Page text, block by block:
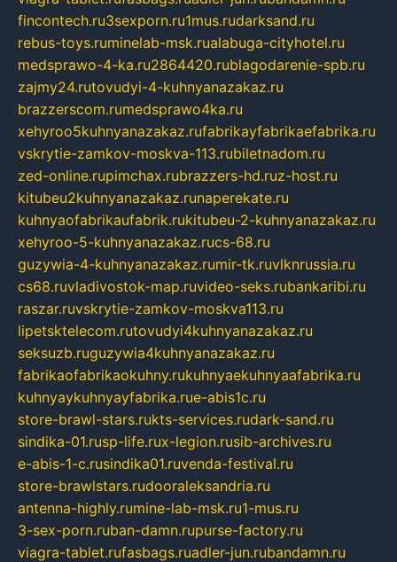
fincontech.ru3sexporn.ru1mus.rudarksand.ru
rebus-toys.ruminelab-msk.rualabuga-cityhotel.ru
medsprawo-4-ka.ru2864420.rublagodarenie-spb.ru
zajmy24.rutovudyi-4-kuhnyanazakaz.ru
brazzerscom.rumedsprawo4ka.ru
xehyroo5kuhnyanazakaz.rufabrikayfabrikaefabrika.ru
vskrytie-zamkov-moskva-113.rubiletnadom.ru
zed-online.rupimchax.rubrazzers-hd.ruz-host.ru
kitubeu2kuhnyanazakaz.runaperekate.ru
kuhnyaofabrikaufabrik.rukitubeu-2-kuhnyanazakaz.ru
xehyroo-5-kuhnyanazakaz.rucs-68.ru
guzywia-4-kuhnyanazakaz.rumir-tk.ruvlknrussia.ru
cs68.ruvladivostok-map.ruvideo-seks.rubankaribi.ru
raszar.ruvskrytie-zamkov-moskva113.ru
lipetsktelecom.rutovudyi4kuhnyanazakaz.ru
seksuzb.ruguzywia4kuhnyanazakaz.ru
fabrikaofabrikaokuhny.rukuhnyaekuhnyaafabrika.ru
kuhnyaykuhnyayfabrika.rue-abis1c.ru
store-brawl-stars.rukts-services.rudark-sand.ru
sindika-01.rusp-life.rux-legion.rusib-archives.ru
e-abis-1-c.rusindika01.ruvenda-festival.ru
store-brawlstars.rudooraleksandria.ru
antenna-highly.rumine-lab-msk.ru1-mus.ru
3-sex-porn.ruban-damn.rupurse-factory.ru
viagra-tablet.rufasbags.ruadler-jun.rubandamn.ru